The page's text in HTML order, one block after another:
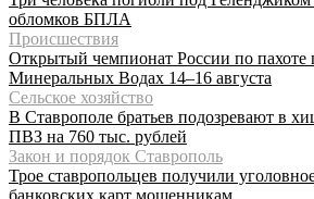
обломков БПЛА
Происшествия
Открытый чемпионат России по пахоте
Минеральных Водах 14–16 августа
Сельское хозяйство
В Ставрополе братьев подозревают в
ПВЗ на 760 тыс. рублей
Закон и порядок Ставрополь
Трое ставропольцев получили
банковских карт мошенникам